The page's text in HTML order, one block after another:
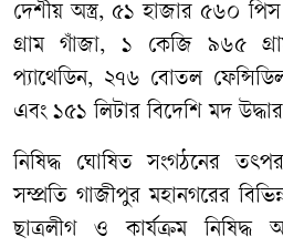
দেশীয় অস্ত্র, ৫১ হাজার ৫৬০
গ্রাম গাঁজা, ১ কেজি ৯৬৫
প্যাথেডিন, ২৭৬ বোতল
এবং ১৫১ লিটার বিদেশি মদ
নিষিদ্ধ ঘোষিত সংগঠনের
সম্প্রতি গাজীপুর মহানগরের
ছাত্রলীগ ও কার্যক্রম